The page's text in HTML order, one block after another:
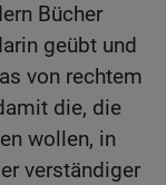
Bücher
geübt und
von rechtem
die, die
wollen, in
verständiger